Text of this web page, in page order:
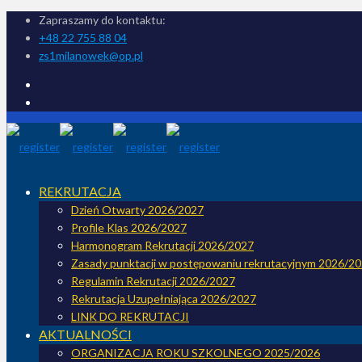
Zapraszamy do kontaktu:
+48 22 755 88 04
zs1milanowek@op.pl
REKRUTACJA
Dzień Otwarty 2026/2027
Profile Klas 2026/2027
Harmonogram Rekrutacji 2026/2027
Zasady punktacji w postępowaniu rekrutacyjnym 2026/
Regulamin Rekrutacji 2026/2027
Rekrutacja Uzupełniająca 2026/2027
LINK DO REKRUTACJI
AKTUALNOŚCI
ORGANIZACJA ROKU SZKOLNEGO 2025/2026